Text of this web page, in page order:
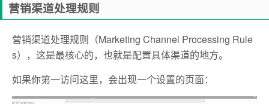
营销渠道处理规则
营销渠道处理规则（Marketing Channel Processing Rule
s），这是最核心的，也就是配置具体渠道的地方。
如果你第一访问这里，会出现一个设置的页面：